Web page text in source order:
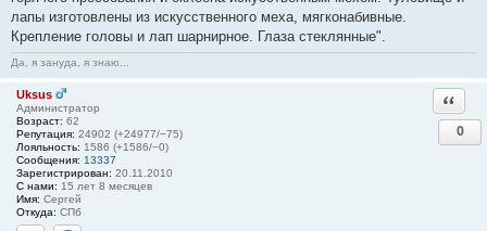
лапы изготовлены из искусственного меха, мягконабивные.
Крепление головы и лап шарнирное. Глаза стеклянные".
Да, я зануда, я знаю...
Uksus
Администратор
Возраст: 62
Репутация: 24902 (+24977/−75)
Лояльность: 1586 (+1586/−0)
Сообщения: 13337
Зарегистрирован: 20.11.2010
С нами: 15 лет 8 месяцев
Имя: Сергей
Откуда: СПб
0